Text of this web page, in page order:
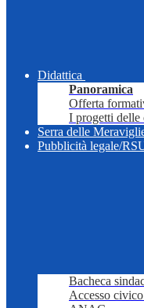
Didattica
Panoramica
Offerta
I progetti delle
Serra delle
Pubblicità legale/
Bacheca
Accesso